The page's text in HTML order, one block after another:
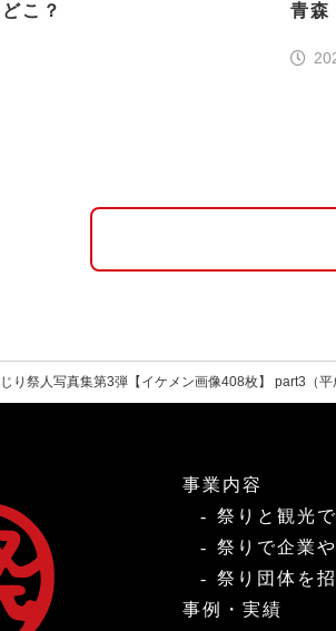
こ？
青森
り祭人写真集第3弾【イケメン画像408枚】 part3（平
事業内容
祭りと観光
祭りで企業
祭り団体を招
事例・実績